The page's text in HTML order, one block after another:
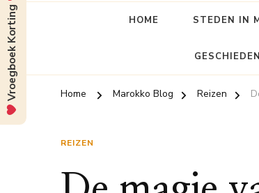
HOME STEDEN IN
Home Marokko Blog Reizen
REIZEN
Vroegboek Korting